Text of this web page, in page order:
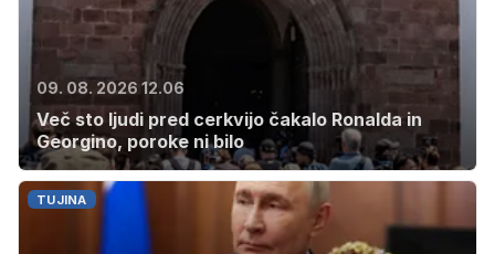
09. 08. 2026 12.06
Več sto ljudi pred cerkvijo čakalo Ronalda in
Georgino, poroke ni bilo
TUJINA